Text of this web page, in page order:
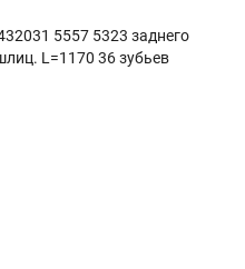
5557 5323 заднего
L=1170 36 зубьев